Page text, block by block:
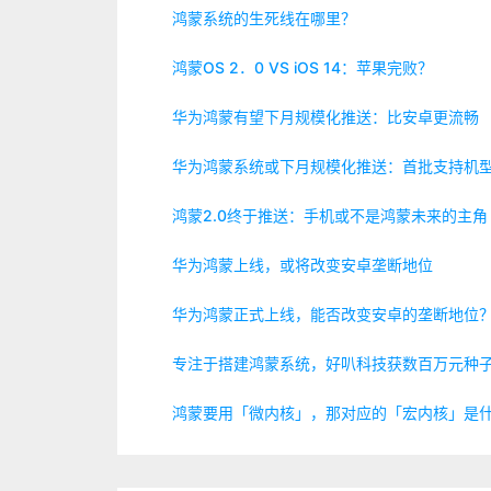
鸿蒙系统的生死线在哪里？
鸿蒙OS 2．0 VS iOS 14：苹果完败？
华为鸿蒙有望下月规模化推送：比安卓更流畅
华为鸿蒙系统或下月规模化推送：首批支持机
鸿蒙2.0终于推送：手机或不是鸿蒙未来的主角
华为鸿蒙上线，或将改变安卓垄断地位
华为鸿蒙正式上线，能否改变安卓的垄断地位？
专注于搭建鸿蒙系统，好叭科技获数百万元种
鸿蒙要用「微内核」，那对应的「宏内核」是什